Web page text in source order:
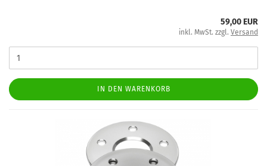
59,00 EUR
inkl. MwSt. zzgl. Versand
IN DEN WARENKORB